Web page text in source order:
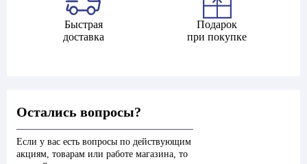
Быстрая
доставка
Подарок
при покупке
Остались вопросы?
Если у вас есть вопросы по действующим
акциям, товарам или работе магазина, то